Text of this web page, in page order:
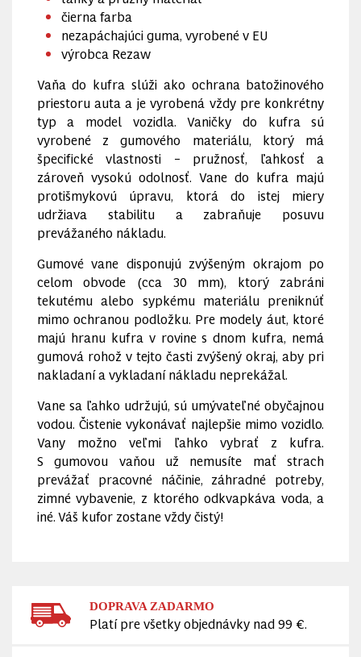
čierna farba
nezapáchajúci guma, vyrobené v EU
výrobca Rezaw
Vaňa do kufra slúži ako ochrana batožinového
priestoru auta a je vyrobená vždy pre konkrétny
typ a model vozidla. Vaničky do kufra sú
vyrobené z gumového materiálu, ktorý má
špecifické vlastnosti – pružnosť, ľahkosť a
zároveň vysokú odolnosť. Vane do kufra majú
protišmykovú úpravu, ktorá do istej miery
udržiava stabilitu a zabraňuje posuvu
prevážaného nákladu.
Gumové vane disponujú zvýšeným okrajom po
celom obvode (cca 30 mm), ktorý zabráni
tekutému alebo sypkému materiálu preniknúť
mimo ochranou podložku. Pre modely áut, ktoré
majú hranu kufra v rovine s dnom kufra, nemá
gumová rohož v tejto časti zvýšený okraj, aby pri
nakladaní a vykladaní nákladu neprekážal.
Vane sa ľahko udržujú, sú umývateľné obyčajnou
vodou. Čistenie vykonávať najlepšie mimo vozidlo.
Vany možno veľmi ľahko vybrať z kufra.
S gumovou vaňou už nemusíte mať strach
prevážať pracovné náčinie, záhradné potreby,
zimné vybavenie, z ktorého odkvapkáva voda, a
iné. Váš kufor zostane vždy čistý!
DOPRAVA ZADARMO
Platí pre všetky objednávky nad 99 €.